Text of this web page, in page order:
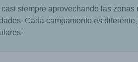
siempre aprovechando las
Cada campamento es